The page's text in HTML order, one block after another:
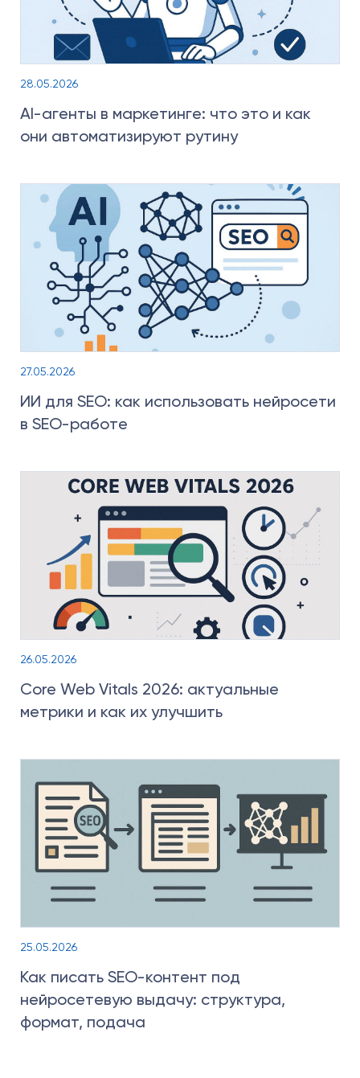
28.05.2026
AI-агенты в маркетинге: что это и как
они автоматизируют рутину
27.05.2026
ИИ для SEO: как использовать нейросети
в SEO-работе
26.05.2026
Core Web Vitals 2026: актуальные
метрики и как их улучшить
25.05.2026
Как писать SEO-контент под
нейросетевую выдачу: структура,
формат, подача